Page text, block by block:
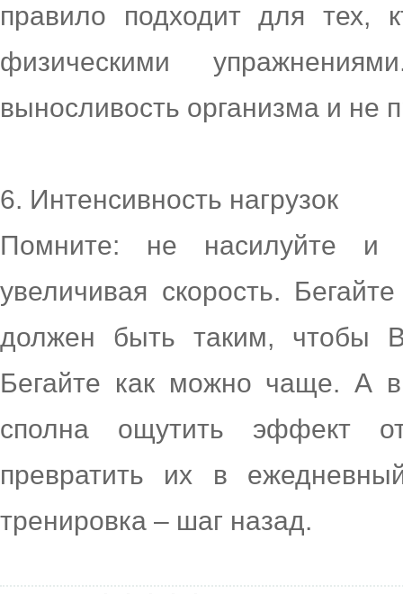
правило подходит для тех,
физическими
выносливость организма и не
6. Интенсивность нагрузок
Помните: не насилуйте и
увеличивая скорость.
должен быть таким, чтобы
Бегайте как можно чаще. А
сполна ощутить эффект
превратить их в
тренировка – шаг назад.